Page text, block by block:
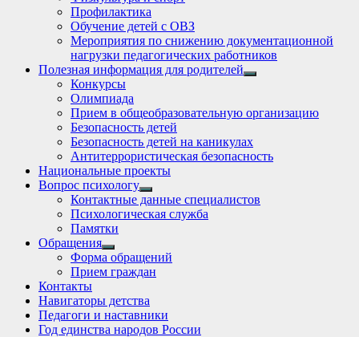
Профилактика
Обучение детей с ОВЗ
Мероприятия по снижению документационной
нагрузки педагогических работников
Полезная информация для родителей
Show
Конкурсы
Олимпиада
Прием в общеобразовательную организацию
Безопасность детей
Безопасность детей на каникулах
Антитеррористическая безопасность
Национальные проекты
Вопрос психологу
Show
sub
menu
Контактные данные специалистов
Психологическая служба
Памятки
Обращения
Show
sub
menu
Форма обращений
Прием граждан
Контакты
Навигаторы детства
Педагоги и наставники
Год единства народов России